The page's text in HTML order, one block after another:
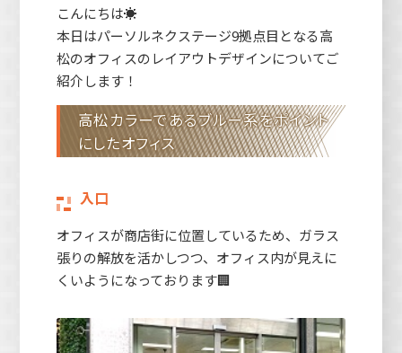
こんにちは☀
本日はパーソルネクステージ9拠点目となる高
松のオフィスのレイアウトデザインについてご
紹介します！
高松カラーであるブルー系をポイント
にしたオフィス
入口
オフィスが商店街に位置しているため、ガラス
張りの解放を活かしつつ、オフィス内が見えに
くいようになっております🏢